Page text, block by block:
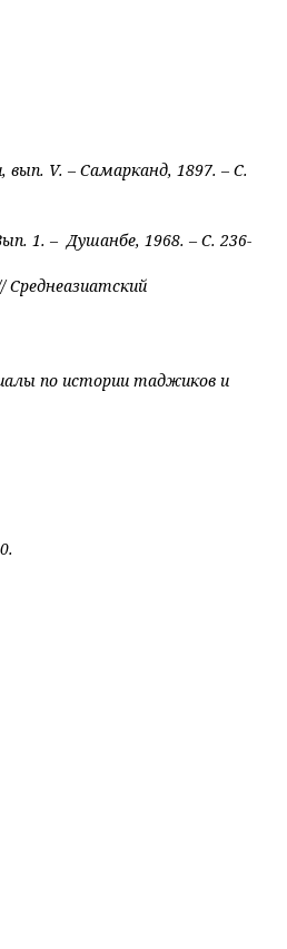
вып. V. – Самарканд, 1897. – С.
1. – Душанбе, 1968. – С. 236-
по истории таджиков и